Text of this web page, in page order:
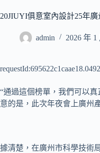
20JIUYI俱意室內設計25年
admin 2026 年 1
“通過這個榜單，我們可以
意的是，此次年夜會上廣州
據清楚，在廣州市科學技術